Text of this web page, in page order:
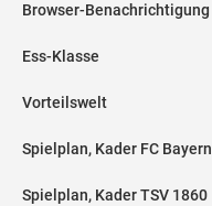
Browser-Benachrichtigung
Ess-Klasse
Vorteilswelt
Spielplan, Kader FC Bayern
Spielplan, Kader TSV 1860